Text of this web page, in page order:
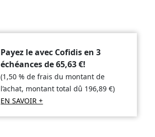
Payez le avec Cofidis en 3
échéances de65,63€!
(1,50 % de frais du montant de
l’achat, montant total dû 196,89€)
EN SAVOIR +